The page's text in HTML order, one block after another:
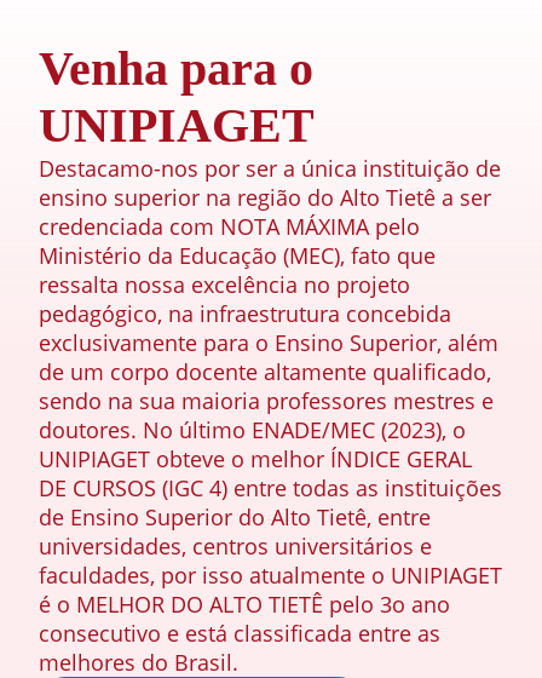
Venha para o
UNIPIAGET
Destacamo-nos por ser a única instituição de
ensino superior na região do Alto Tietê a ser
credenciada com NOTA MÁXIMA pelo
Ministério da Educação (MEC), fato que
ressalta nossa excelência no projeto
pedagógico, na infraestrutura concebida
exclusivamente para o Ensino Superior, além
de um corpo docente altamente qualificado,
sendo na sua maioria professores mestres e
doutores. No último ENADE/MEC (2023), o
UNIPIAGET obteve o melhor ÍNDICE GERAL
DE CURSOS (IGC 4) entre todas as instituições
de Ensino Superior do Alto Tietê, entre
universidades, centros universitários e
faculdades, por isso atualmente o UNIPIAGET
é o MELHOR DO ALTO TIETÊ pelo 3o ano
consecutivo e está classificada entre as
melhores do Brasil.